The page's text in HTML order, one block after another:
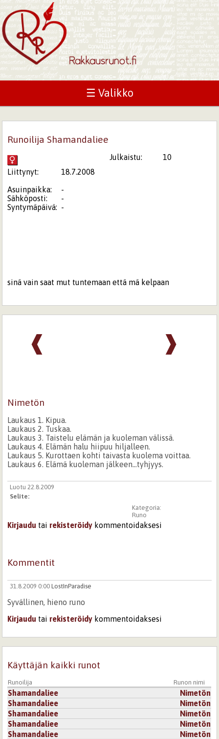
☰ Valikko
Runoilija Shamandaliee
Julkaistu:
10
Liittynyt:
18.7.2008
Asuinpaikka:
-
Sähköposti:
-
Syntymäpäivä: -
sinä vain saat mut tuntemaan että mä kelpaan
❱
❰
Nimetön
Laukaus 1. Kipua.
Laukaus 2. Tuskaa.
Laukaus 3. Taistelu elämän ja kuoleman välissä.
Laukaus 4. Elämän halu hiipuu hiljalleen.
Laukaus 5. Kurottaen kohti taivasta kuolema voittaa.
Laukaus 6. Elämä kuoleman jälkeen...tyhjyys.
Luotu 22.8.2009
Selite:
Kategoria:
Runo
Kirjaudu tai rekisteröidy kommentoidaksesi
Kommentit
31.8.2009 0:00 LostInParadise
Syvällinen, hieno runo
Kirjaudu tai rekisteröidy kommentoidaksesi
Käyttäjän kaikki runot
Runoilija Runon nimi
Shamandaliee
Nimetön
Shamandaliee
Nimetön
Shamandaliee
Nimetön
Shamandaliee
Nimetön
Shamandaliee
Nimetön